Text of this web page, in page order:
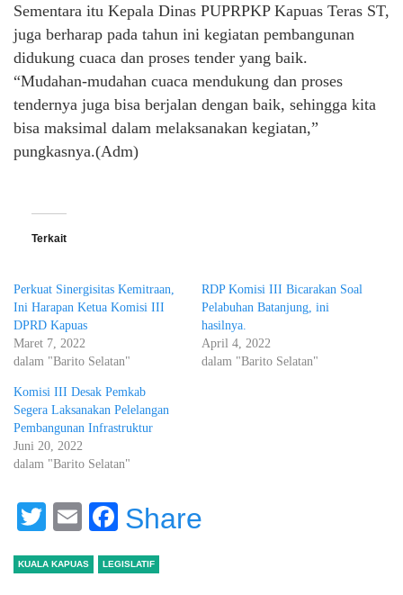
Sementara itu Kepala Dinas PUPRPKP Kapuas Teras ST,
juga berharap pada tahun ini kegiatan pembangunan
didukung cuaca dan proses tender yang baik.
“Mudahan-mudahan cuaca mendukung dan proses
tendernya juga bisa berjalan dengan baik, sehingga kita
bisa maksimal dalam melaksanakan kegiatan,”
pungkasnya.(Adm)
Terkait
Perkuat Sinergisitas Kemitraan,
Ini Harapan Ketua Komisi III
DPRD Kapuas
Maret 7, 2022
dalam "Barito Selatan"
RDP Komisi III Bicarakan Soal
Pelabuhan Batanjung, ini
hasilnya.
April 4, 2022
dalam "Barito Selatan"
Komisi III Desak Pemkab
Segera Laksanakan Pelelangan
Pembangunan Infrastruktur
Juni 20, 2022
dalam "Barito Selatan"
Twitter
EmailFacebook
Share
KUALA KAPUAS LEGISLATIF